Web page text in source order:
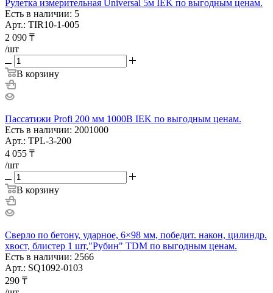
Рулетка измерительная Universal 5м IEK по выгодным ценам.
Есть в наличии: 5
Арт.: TIR10-1-005
2 090 ₸
/шт
В корзину
Пассатижи Profi 200 мм 1000В IEK по выгодным ценам.
Есть в наличии: 2001000
Арт.: TPL-3-200
4 055 ₸
/шт
В корзину
Сверло по бетону, ударное, 6×98 мм, победит. након, цилиндр.
хвост, блистер 1 шт,"Рубин" TDM по выгодным ценам.
Есть в наличии: 2566
Арт.: SQ1092-0103
290 ₸